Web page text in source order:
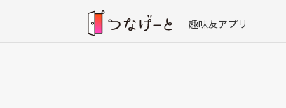
趣味友アプリ